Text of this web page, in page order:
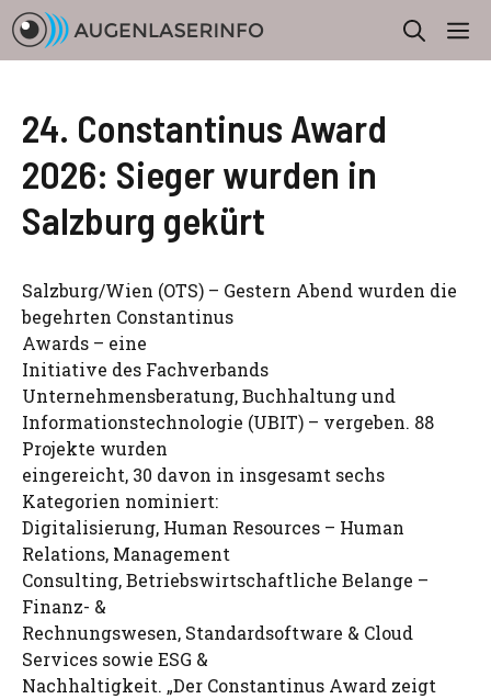
Zum
Inhalt
springen
24. Constantinus Award
2026: Sieger wurden in
Salzburg gekürt
Salzburg/Wien (OTS) – Gestern Abend wurden die
begehrten Constantinus
Awards – eine
Initiative des Fachverbands
Unternehmensberatung, Buchhaltung und
Informationstechnologie (UBIT) – vergeben. 88
Projekte wurden
eingereicht, 30 davon in insgesamt sechs
Kategorien nominiert:
Digitalisierung, Human Resources – Human
Relations, Management
Consulting, Betriebswirtschaftliche Belange –
Finanz- &
Rechnungswesen, Standardsoftware & Cloud
Services sowie ESG &
Nachhaltigkeit. „Der Constantinus Award zeigt